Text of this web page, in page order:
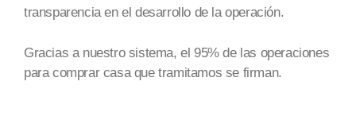
transparencia en el desarrollo de la operación.
Gracias a nuestro sistema, el 95% de las operaciones
para comprar casa que tramitamos se firman.